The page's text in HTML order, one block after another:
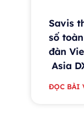
Savis
số
đàn
Asia
ĐỌC BÀI